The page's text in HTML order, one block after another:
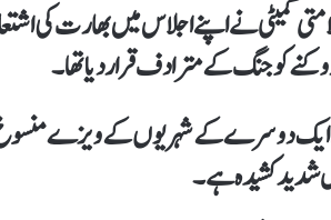
کمیٹی نے اپنے اجلاس میں بھارت کی
جنگ کے مترادف قرار دیا تھا۔
دوسرے کے شہریوں کے ویزے منسوخ کر
شدید کشیدہ ہے۔